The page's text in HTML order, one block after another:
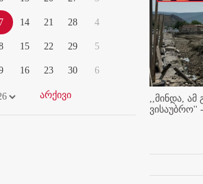
7 14
15
16
21
22
23
28
29
30
4
5
6
,,მინდა, ამ
ვისაუბრო''